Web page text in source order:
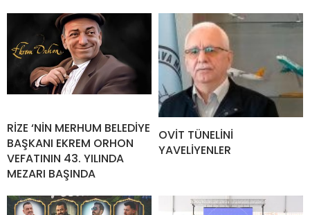
RİZE ‘NİN MERHUM BELEDİYE
BAŞKANI EKREM ORHON
VEFATININ 43. YILINDA
MEZARI BAŞINDA
OVİT TÜNELİNİ
YAVELİYENLER